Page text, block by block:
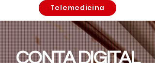
Telemedicina
CONTA DIGITAL